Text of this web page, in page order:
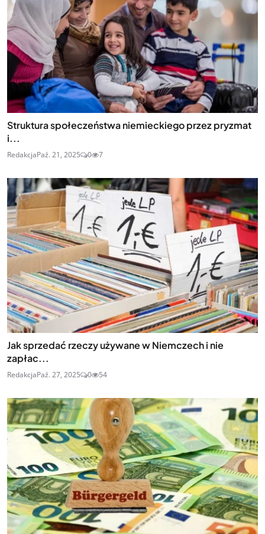
Struktura społeczeństwa niemieckiego przez pryzmat
i...
RedakcjaPaź. 21, 2025 0 7
Jak sprzedać rzeczy używane w Niemczech i nie
zapłac...
RedakcjaPaź. 27, 2025 0 54